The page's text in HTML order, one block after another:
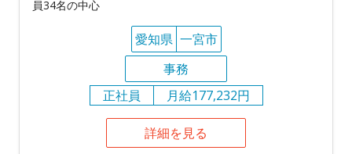
員34名の中心
愛知県 一宮市
事務
正社員
月給177,232円
詳細を見る